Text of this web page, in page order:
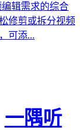
辑需求的综合
修剪或拆分视频
可添...
一隅听